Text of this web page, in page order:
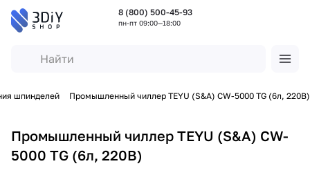
8 (800) 500-45-93
пн-пт 09:00—18:00
шпинделей Промышленный чиллер TEYU (S&A) CW-5000 TG (6л, 220В)
Промышленный чиллер TEYU (S&A) CW-
5000 TG (6л, 220В)